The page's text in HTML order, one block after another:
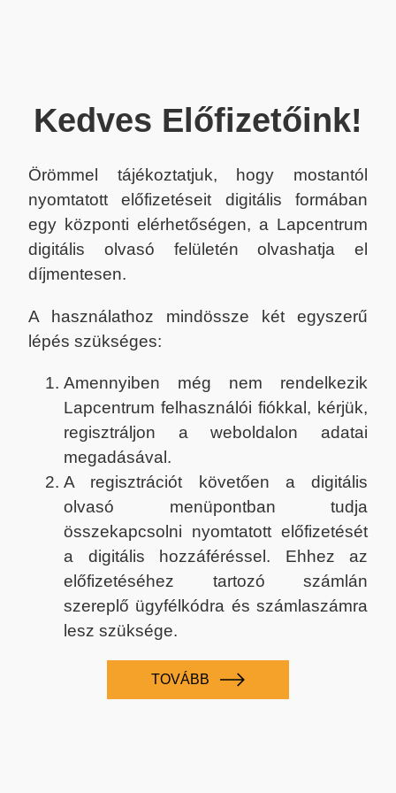
Kedves Előfizetőink!
Örömmel tájékoztatjuk, hogy mostantól
nyomtatott előfizetéseit digitális formában
egy központi elérhetőségen, a Lapcentrum
digitális olvasó felületén olvashatja el
díjmentesen.
A használathoz mindössze két egyszerű
lépés szükséges:
Amennyiben még nem rendelkezik
Lapcentrum felhasználói fiókkal, kérjük,
regisztráljon a weboldalon adatai
megadásával.
A regisztrációt követően a digitális
olvasó menüpontban tudja
összekapcsolni nyomtatott előfizetését
a digitális hozzáféréssel. Ehhez az
előfizetéséhez tartozó számlán
szereplő ügyfélkódra és számlaszámra
lesz szüksége.
TOVÁBB